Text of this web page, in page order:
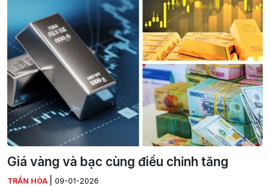
Giá vàng và bạc cùng điều chỉnh tăng
TRẦN HÒA 09-01-2026